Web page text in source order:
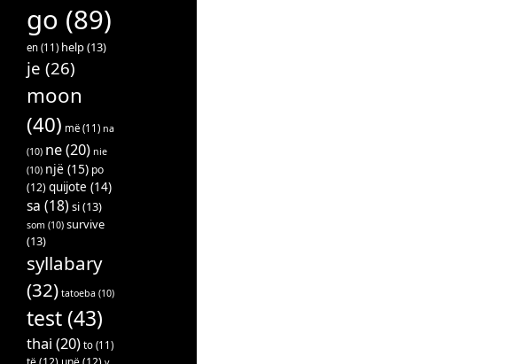
go (89)
en (11) help(13)
je (26)
moon
(40) më (11) na
(10) ne(20) nie
(10) një (15) po
(12)quijote (14)
sa (18) si(13)
som (10) survive
(13)
syllabary
(32) tatoeba (10)
test (43)
thai (20) to (11)